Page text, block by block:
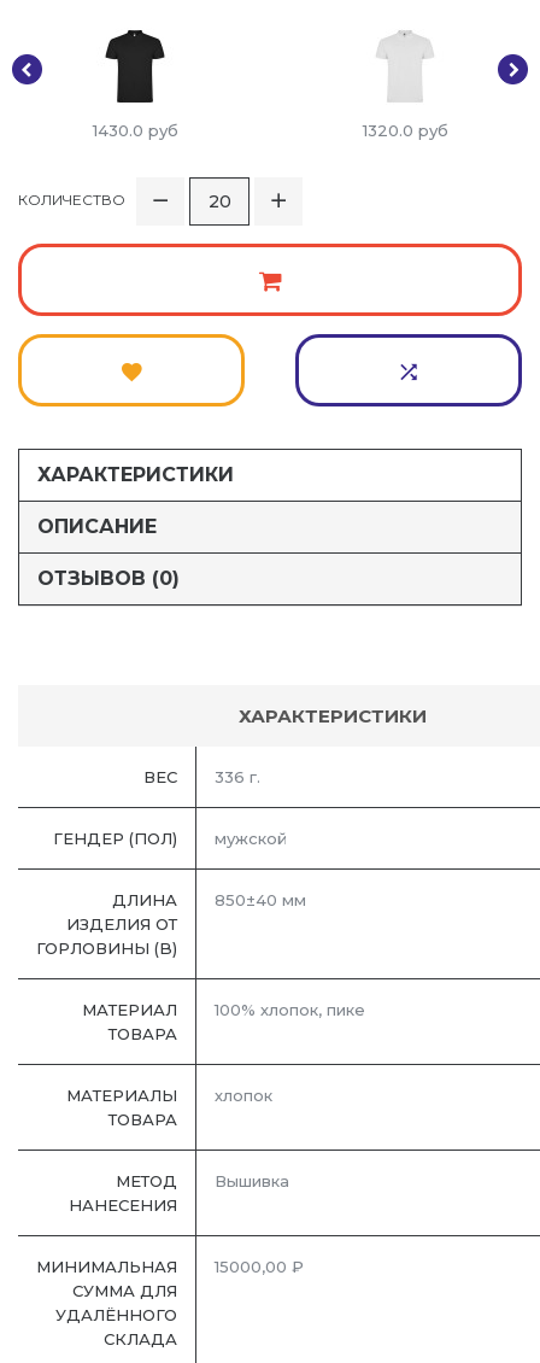
1430.0 руб 1320.0 руб
КОЛИЧЕСТВО
ХАРАКТЕРИСТИКИ
ОПИСАНИЕ
ОТЗЫВОВ (0)
ХАРАКТЕРИСТИКИ
ВЕС 336 г.
ГЕНДЕР (ПОЛ) мужской
ДЛИНА
ИЗДЕЛИЯ ОТ
ГОРЛОВИНЫ (B)
850±40 мм
МАТЕРИАЛ
ТОВАРА
100% хлопок, пике
МАТЕРИАЛЫ
ТОВАРА
хлопок
МЕТОД
НАНЕСЕНИЯ
Вышивка
МИНИМАЛЬНАЯ
СУММА ДЛЯ
УДАЛЁННОГО
СКЛАДА
15000,00 ₽